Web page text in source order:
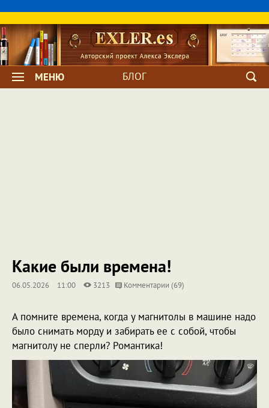
МЕНЮ БЛОГ
Какие были времена!
06.05.2026 11:00 3213 Комментарии (69)
А помните времена, когда у магнитолы в машине надо
было снимать морду и забирать ее с собой, чтобы
магнитолу не сперли? Романтика!